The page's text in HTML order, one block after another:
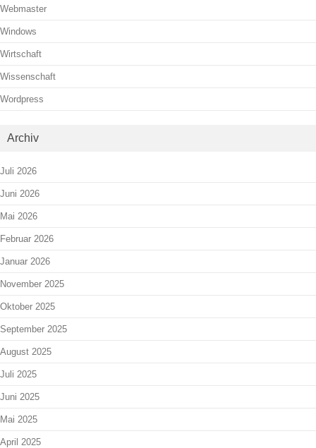
Webmaster
Windows
Wirtschaft
Wissenschaft
Wordpress
Archiv
Juli 2026
Juni 2026
Mai 2026
Februar 2026
Januar 2026
November 2025
Oktober 2025
September 2025
August 2025
Juli 2025
Juni 2025
Mai 2025
April 2025